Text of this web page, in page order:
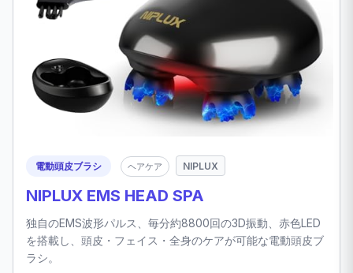
電動頭皮ブラシ ヘアケア NIPLUX
NIPLUX EMS HEAD SPA
独自のEMS波形パルス、毎分約8800回の3D振動、赤色LED
を搭載し、頭皮・フェイス・全身のケアが可能な電動頭皮ブ
ラシ。